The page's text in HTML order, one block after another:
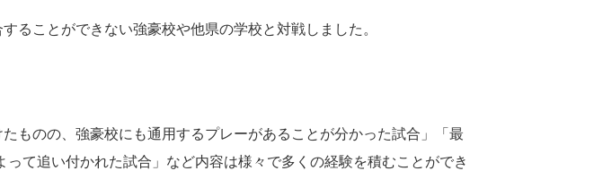
ることができない強豪校や他県の学校と対戦しました。
ものの、強豪校にも通用するプレーがあることが分かった試合」「最
て追い付かれた試合」など内容は様々で多くの経験を積むことができ